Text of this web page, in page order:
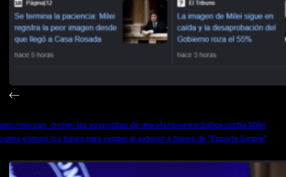
mensaje: crecen las sospechas de una ofensiva mediática contra Milei
eliminó los topes para vender al exterior a través de "Exporta Simple"